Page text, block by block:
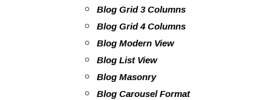
Blog Grid 3 Columns
Blog Grid 4 Columns
Blog Modern View
Blog List View
Blog Masonry
Blog Carousel Format